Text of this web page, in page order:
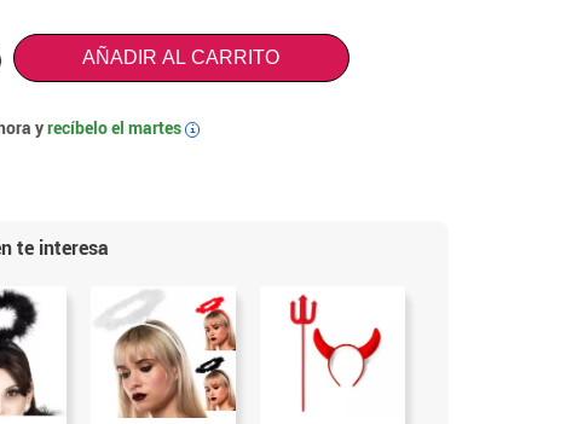
AÑADIR AL CARRITO
yrecíbelo el martes i
te interesa